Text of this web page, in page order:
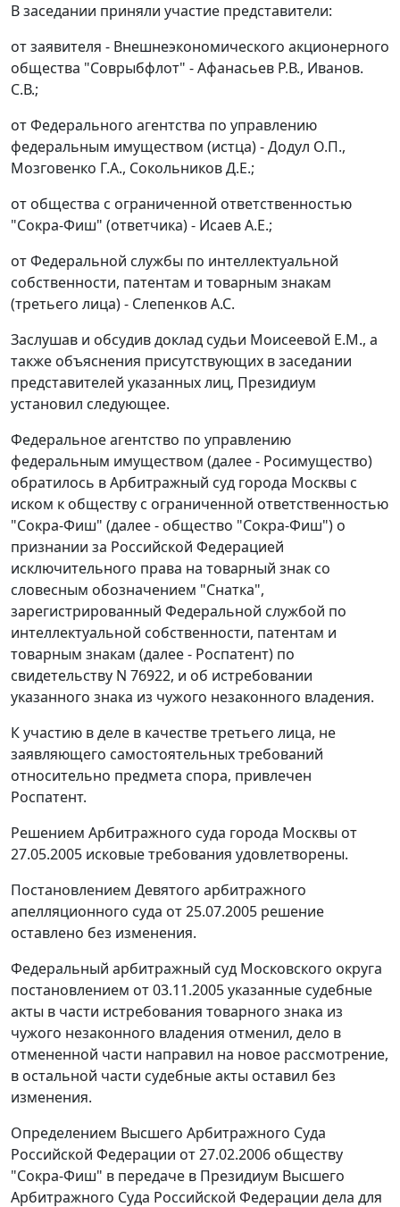
В заседании приняли участие представители:
от заявителя - Внешнеэкономического акционерного
общества "Соврыбфлот" - Афанасьев Р.В., Иванов.
С.В.;
от Федерального агентства по управлению
федеральным имуществом (истца) - Додул О.П.,
Мозговенко Г.А., Сокольников Д.Е.;
от общества с ограниченной ответственностью
"Сокра-Фиш" (ответчика) - Исаев А.Е.;
от Федеральной службы по интеллектуальной
собственности, патентам и товарным знакам
(третьего лица) - Слепенков А.С.
Заслушав и обсудив доклад судьи Моисеевой Е.М., а
также объяснения присутствующих в заседании
представителей указанных лиц, Президиум
установил следующее.
Федеральное агентство по управлению
федеральным имуществом (далее - Росимущество)
обратилось в Арбитражный суд города Москвы с
иском к обществу с ограниченной ответственностью
"Сокра-Фиш" (далее - общество "Сокра-Фиш") о
признании за Российской Федерацией
исключительного права на товарный знак со
словесным обозначением "Снатка",
зарегистрированный Федеральной службой по
интеллектуальной собственности, патентам и
товарным знакам (далее - Роспатент) по
свидетельству N 76922, и об истребовании
указанного знака из чужого незаконного владения.
К участию в деле в качестве третьего лица, не
заявляющего самостоятельных требований
относительно предмета спора, привлечен
Роспатент.
Решением Арбитражного суда города Москвы от
27.05.2005 исковые требования удовлетворены.
Постановлением Девятого арбитражного
апелляционного суда от 25.07.2005 решение
оставлено без изменения.
Федеральный арбитражный суд Московского округа
постановлением от 03.11.2005 указанные судебные
акты в части истребования товарного знака из
чужого незаконного владения отменил, дело в
отмененной части направил на новое рассмотрение,
в остальной части судебные акты оставил без
изменения.
Определением Высшего Арбитражного Суда
Российской Федерации от 27.02.2006 обществу
"Сокра-Фиш" в передаче в Президиум Высшего
Арбитражного Суда Российской Федерации дела для